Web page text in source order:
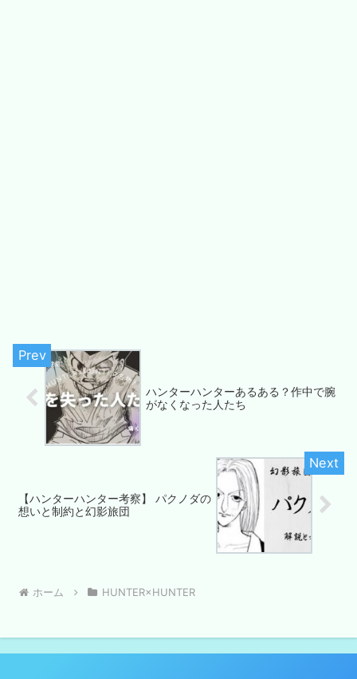
ハンターハンターあるある？作中で腕
がなくなった人たち
【ハンターハンター考察】 パクノダの
想いと制約と幻影旅団
ホーム HUNTER×HUNTER